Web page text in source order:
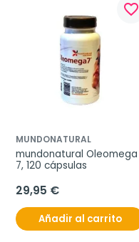
favorite_border
MUNDONATURAL
mundonatural Oleomega
7, 120 cápsulas
29,95 €
Añadir al carrito